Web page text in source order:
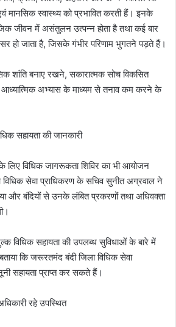
मानसिक स्वास्थ्य को प्रभावित करती हैं। इनके
जीवन में असंतुलन उत्पन्न होता है तथा कई बार
हो जाता है, जिसके गंभीर परिणाम भुगतने पड़ते हैं।
शांति बनाए रखने, सकारात्मक सोच विकसित
अभ्यास के माध्यम से तनाव कम करने के
सहायता की जानकारी
लिए विधिक जागरूकता शिविर का भी आयोजन
विधिक सेवा प्राधिकरण के सचिव सुनीत अग्रवाल ने
और बंदियों से उनके लंबित प्रकरणों तथा अधिवक्ता
विधिक सहायता की उपलब्ध सुविधाओं के बारे में
कि जरूरतमंद बंदी जिला विधिक सेवा
सहायता प्राप्त कर सकते हैं।
रहे उपस्थित